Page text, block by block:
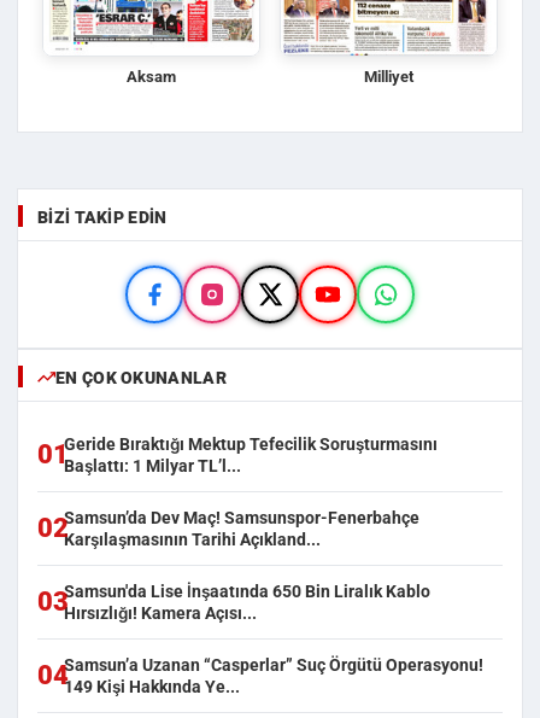
Aksam Milliyet
BIZI TAKIP EDIN
EN ÇOK OKUNANLAR
01Geride Bıraktığı Mektup Tefecilik Soruşturmasını
Başlattı: 1 Milyar TL’l...
02Samsun’da Dev Maç! Samsunspor-Fenerbahçe
Karşılaşmasının Tarihi Açıkland...
03Samsun'da Lise İnşaatında 650 Bin Liralık Kablo
Hırsızlığı! Kamera Açısı...
04Samsun’a Uzanan “Casperlar” Suç Örgütü Operasyonu!
149 Kişi Hakkında Ye...